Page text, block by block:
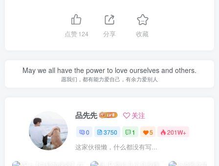
点赞124 分享 收藏
May we all have the power to love ourselves and others.
愿我们，都有能力爱自己，有余力爱别人
品先先 关注
0 3750 1 5 201W+
这家伙很懒，什么都没有写...